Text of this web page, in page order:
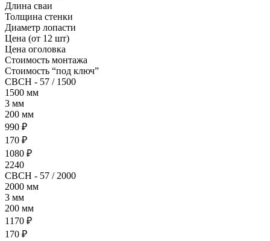
Длина сваи
Толщина стенки
Диаметр лопасти
Цена (от 12 шт)
Цена оголовка
Стоимость монтажа
Стоимость “под ключ”
СВСН - 57 / 1500
1500 мм
3 мм
200 мм
990 ₽
170 ₽
1080 ₽
2240
СВСН - 57 / 2000
2000 мм
3 мм
200 мм
1170 ₽
170 ₽